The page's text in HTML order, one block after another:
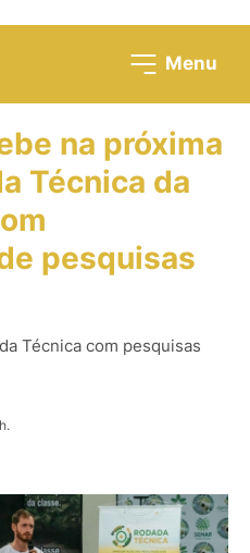
Menu
na próxima
Técnica da
pesquisas
Técnica com pesquisas